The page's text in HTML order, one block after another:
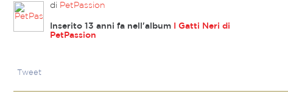
di PetPassion
Inserito 13 anni fa nell'album
I Gatti Neri di
PetPassion
Tweet